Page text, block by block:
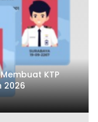
KTP
2026